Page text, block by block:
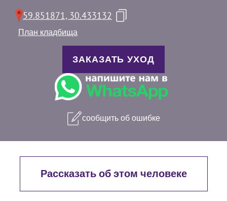
59.851871, 30.433132
План кладбища
ЗАКАЗАТЬ УХОД
сообщить об ошибке
Рассказать об этом человеке